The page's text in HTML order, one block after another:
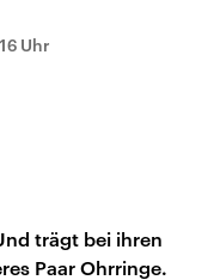
Uhr
trägt bei ihren
Paar Ohrringe.